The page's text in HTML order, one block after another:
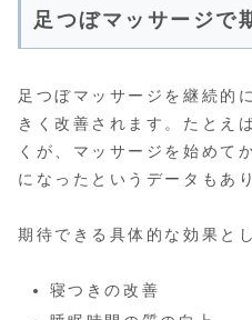
足つぼマッサージで
足つぼマッサージを継続的
きく改善されます。たとえ
くが、マッサージを始めて
になったというデータもあ
期待できる具体的な効果と
寝つきの改善